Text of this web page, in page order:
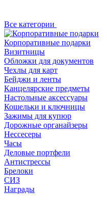
Все категории
Корпоративные подарки
Визитницы
Обложки для документов
Чехлы для карт
Бейджи и ленты
Канцелярские предметы
Настольные аксессуары
Кошельки и ключницы
Зажимы для купюр
Дорожные органайзеры
Нессесеры
Часы
Деловые портфели
Антистрессы
Брелоки
СИЗ
Награды